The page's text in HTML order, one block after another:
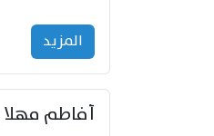
المزید